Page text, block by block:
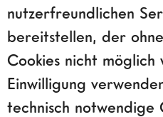
nutzerfreundlichen
bereitstellen, der
Cookies nicht möglich
Einwilligung
technisch notwendige